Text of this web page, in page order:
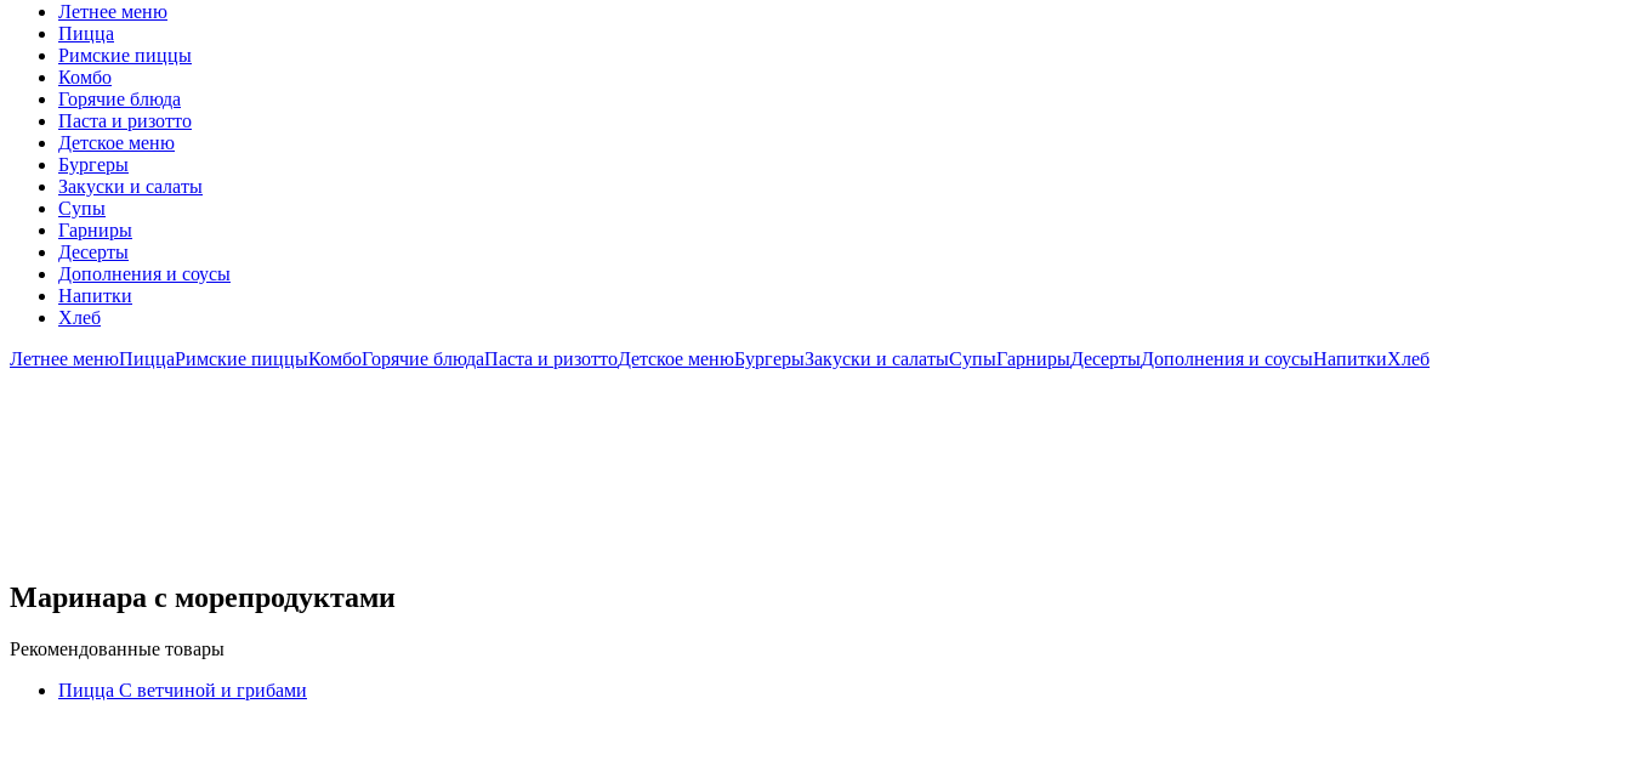
Летнее меню
Пицца
Римские пиццы
Комбо
Горячие блюда
Паста и ризотто
Детское меню
Бургеры
Закуски и салаты
Супы
Гарниры
Десерты
Дополнения и соусы
Напитки
Хлеб
Летнее менюПиццаРимские пиццыКомбоГорячие блюдаПаста и ризоттоДетское менюБургерыЗакуски и салатыСупыГарнирыДесертыДополнения и соусыНапиткиХлеб
Маринара с морепродуктами
Рекомендованные товары
Пицца С ветчиной и грибами